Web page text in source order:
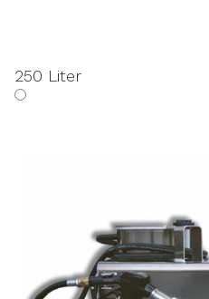
250 Liter